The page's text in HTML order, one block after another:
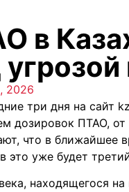
в
2026
три дня на сайт
дозировок ПТАО, от
что в ближайшее
это уже будет
находящегося